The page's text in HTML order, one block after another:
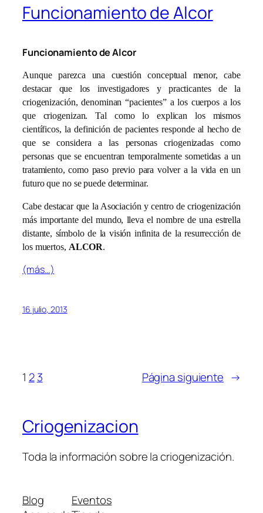
Funcionamiento de Alcor
Funcionamiento de Alcor
Aunque parezca una cuestión conceptual menor, cabe
destacar que los investigadores y practicantes de la
criogenización, denominan “pacientes” a los cuerpos a los
que criogenizan. Tal como lo explican los mismos
científicos, la definición de pacientes responde al hecho de
que se considera a las personas criogenizadas como
personas que se encuentran temporalmente sometidas a un
tratamiento, como paso previo para volver a la vida en un
futuro que no se puede determinar.
Cabe destacar que la Asociación y centro de criogenización
más importante del mundo, lleva el nombre de una estrella
distante, símbolo de la visión infinita de la resurrección de
los muertos, ALCOR.
(más…)
16 julio, 2013
1 2 3 Página siguiente →
Criogenizacion
Toda la información sobre la criogenización.
Blog
Eventos